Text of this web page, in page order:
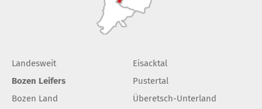
Landesweit
Bozen Leifers
Bozen Land
Eisacktal
Pustertal
Überetsch-Unterland